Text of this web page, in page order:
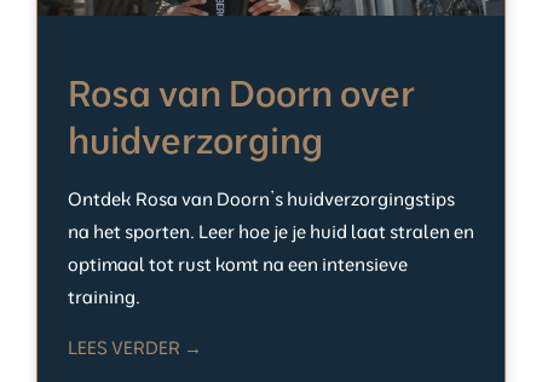
Rosa van Doorn over
huidverzorging
Ontdek Rosa van Doorn’s huidverzorgingstips
na het sporten. Leer hoe je je huid laat stralen en
optimaal tot rust komt na een intensieve
training.
LEES VERDER →